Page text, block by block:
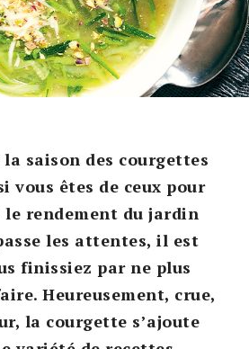
la saison des courgettes
vous êtes de ceux pour
le rendement du jardin
les attentes, il est
finissiez par ne plus
Heureusement, crue,
la courgette s’ajoute